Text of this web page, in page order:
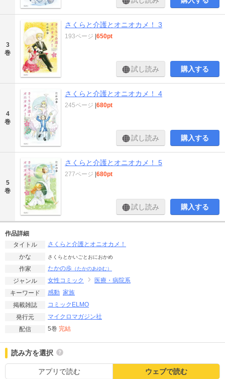
3
巻
さくらと介護とオニオカメ！ 3
193ページ |650pt
試し読み 購入する
4
巻
さくらと介護とオニオカメ！ 4
245ページ |680pt
試し読み 購入する
5
巻
さくらと介護とオニオカメ！ 5
277ページ |680pt
試し読み 購入する
作品詳細
タイトル
さくらと介護とオニオカメ！
かな
さくらとかいごとおにおかめ
作家 たかの歩 （たかのあゆむ）
ジャンル 女性コミック
医療・病院系
キーワード
感動 家族
掲載雑誌
コミックELMO
発行元
マイクロマガジン社
配信
5巻 完結
読み方を選択
アプリで読む ウェブで読む